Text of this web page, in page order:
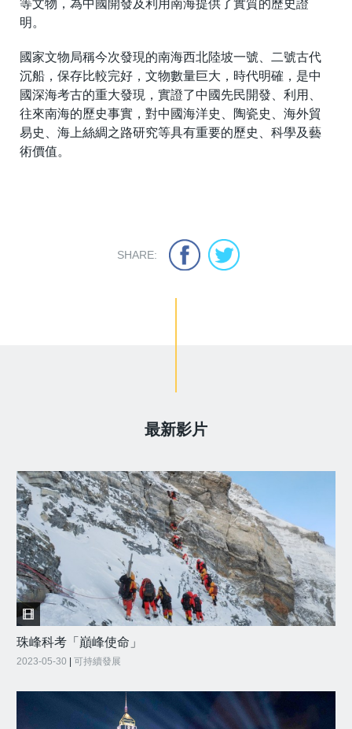
等文物，為中國開發及利用南海提供了實質的歷史證
明。
國家文物局稱今次發現的南海西北陸坡一號、二號古代
沉船，保存比較完好，文物數量巨大，時代明確，是中
國深海考古的重大發現，實證了中國先民開發、利用、
往來南海的歷史事實，對中國海洋史、陶瓷史、海外貿
易史、海上絲綢之路研究等具有重要的歷史、科學及藝
術價值。
SHARE:
最新影片
珠峰科考「巔峰使命」
2023-05-30 可持續發展